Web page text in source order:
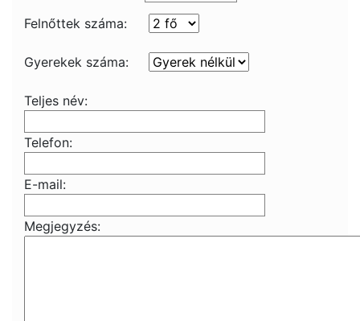
Felnőttek száma:
Gyerekek száma:
Teljes név:
Telefon:
E-mail:
Megjegyzés: